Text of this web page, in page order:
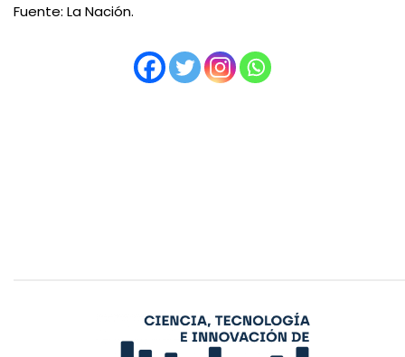
Fuente: La Nación.